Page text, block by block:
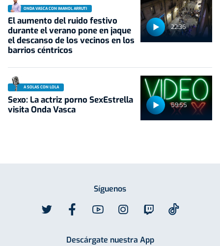
22:36
ONDA VASCA CON IMANOL ARRUTI
El aumento del ruido festivo
durante el verano pone en jaque
el descanso de los vecinos en los
barrios céntricos
59:55
A SOLAS CON LOLA
Sexo: La actriz porno SexEstrella
visita Onda Vasca
Síguenos
Descárgate nuestra App